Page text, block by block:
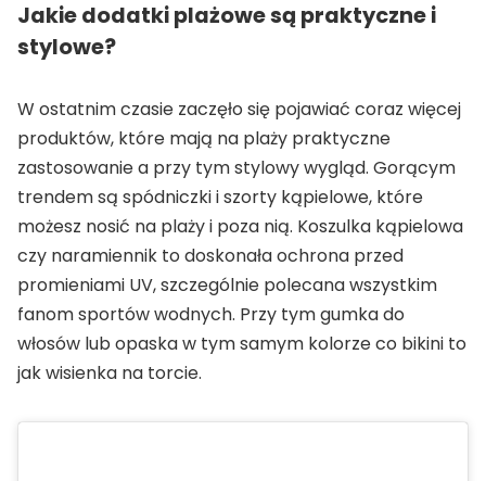
Jakie dodatki plażowe są praktyczne i
stylowe?
W ostatnim czasie zaczęło się pojawiać coraz więcej
produktów, które mają na plaży praktyczne
zastosowanie a przy tym stylowy wygląd. Gorącym
trendem są spódniczki i szorty kąpielowe, które
możesz nosić na plaży i poza nią. Koszulka kąpielowa
czy naramiennik to doskonała ochrona przed
promieniami UV, szczególnie polecana wszystkim
fanom sportów wodnych. Przy tym gumka do
włosów lub opaska w tym samym kolorze co bikini to
jak wisienka na torcie.